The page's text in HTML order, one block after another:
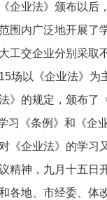
企业法》颁布以后
围内广泛地开展了
工交企业分别采取
场以《企业法》为
》的规定，颁布了
习《条例》和《企
《企业法》的学习
精神，九月十五日
各地、市经委、体